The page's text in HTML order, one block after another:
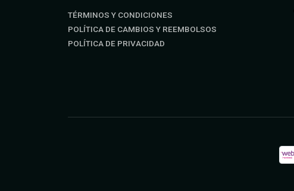
TÉRMINOS Y CONDICIONES
POLÍTICA DE CAMBIOS Y REEMBOLSOS
POLÍTICA DE PRIVACIDAD